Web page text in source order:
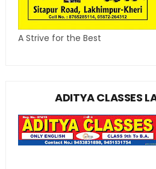
A Strive for the Best
ADITYA CLASSES